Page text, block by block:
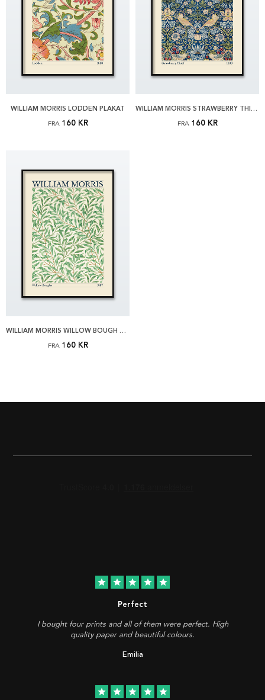
WILLIAM MORRIS LODDEN PLAKAT
FRA 160 KR
WILLIAM MORRIS STRAWBERRY THIEF PLAKAT
FRA 160 KR
WILLIAM MORRIS WILLOW BOUGH GREEN PLAKAT
FRA 160 KR
star star star star star
Perfect
I bought four prints and all of them were perfect. High
quality paper and beautiful colours.
Emilia
star star star star star